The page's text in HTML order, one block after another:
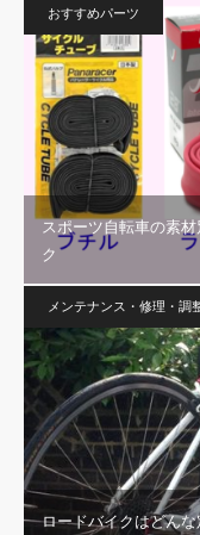
おすすめパーツ
スポーツ自転車の素
ク
メンテナンス・修理・調
ロードバイクはどん